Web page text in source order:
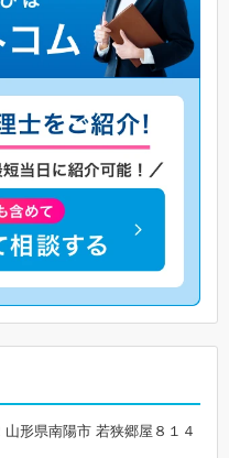
形県南陽市 若狭郷屋８１４